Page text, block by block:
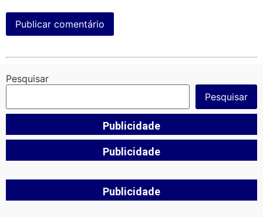
Pesquisar
Pesquisar
Publicidade
Publicidade
Publicidade